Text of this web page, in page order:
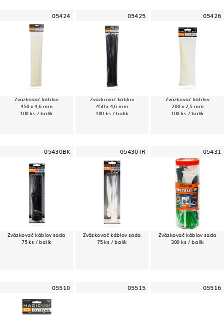
05424
Zväzkovač káblov
450 x 4,6 mm
100 ks / balík
05425
Zväzkovač káblov
450 x 4,6 mm
100 ks / balík
05426
Zväzkovač káblov
200 x 2,5 mm
100 ks / balík
05430BK
Zväzkovač káblov sada
75 ks / balík
05430TR
Zväzkovač káblov sada
75 ks / balík
05431
Zväzkovač káblov sada
300 ks / balík
05510 05515 05516